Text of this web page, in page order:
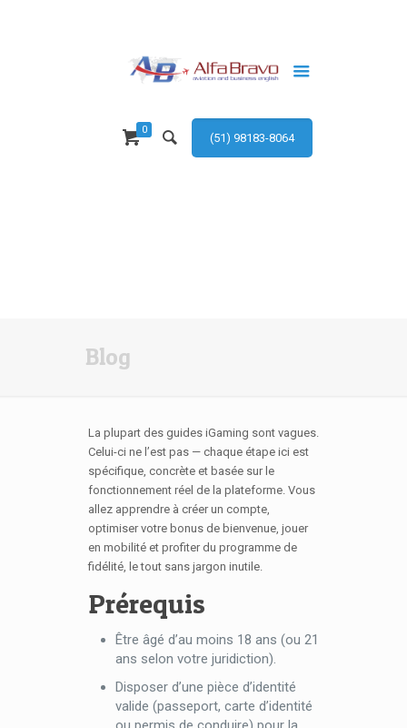
0
(51) 98183-8064
Blog
La plupart des guides iGaming sont vagues.
Celui-ci ne l’est pas — chaque étape ici est
spécifique, concrète et basée sur le
fonctionnement réel de la plateforme. Vous
allez apprendre à créer un compte,
optimiser votre bonus de bienvenue, jouer
en mobilité et profiter du programme de
fidélité, le tout sans jargon inutile.
Prérequis
Être âgé d’au moins 18 ans (ou 21
ans selon votre juridiction).
Disposer d’une pièce d’identité
valide (passeport, carte d’identité